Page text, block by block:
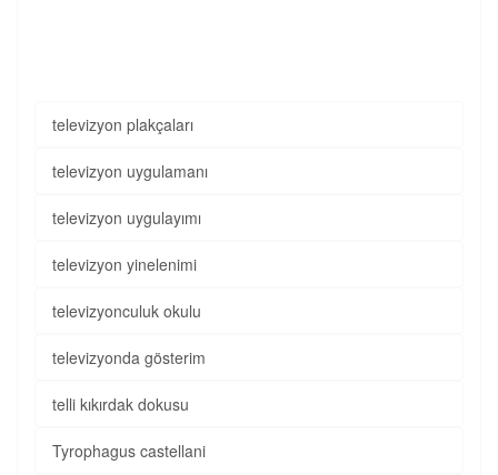
televizyon plakçaları
televizyon uygulamanı
televizyon uygulayımı
televizyon yinelenimi
televizyonculuk okulu
televizyonda gösterim
telli kıkırdak dokusu
Tyrophagus castellani